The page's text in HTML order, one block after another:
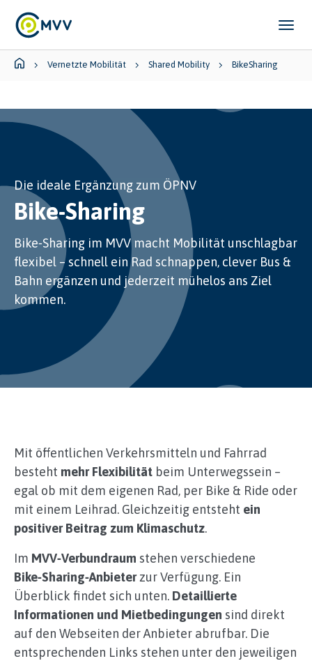
Skip to main content
Skip to page footer
You are here:Vernetzte Mobilität Shared Mobility BikeSharing
Die ideale Ergänzung zum ÖPNV
Bike-Sharing
Bike‑Sharing im MVV macht Mobilität unschlagbar
flexibel – schnell ein Rad schnappen, clever Bus &
Bahn ergänzen und jederzeit mühelos ans Ziel
kommen.
Mit öffentlichen Verkehrsmitteln und Fahrrad
besteht mehr Flexibilität beim Unterwegssein –
egal ob mit dem eigenen Rad, per Bike & Ride oder
mit einem Leihrad. Gleichzeitig entsteht ein
positiver Beitrag zum Klimaschutz.
Im MVV‑Verbundraum stehen verschiedene
Bike‑Sharing‑Anbieterzur Verfügung. Ein
Überblick findet sich unten. Detaillierte
Informationen und Mietbedingungen sind direkt
auf den Webseiten der Anbieter abrufbar. Die
entsprechenden Links stehen unter den jeweiligen